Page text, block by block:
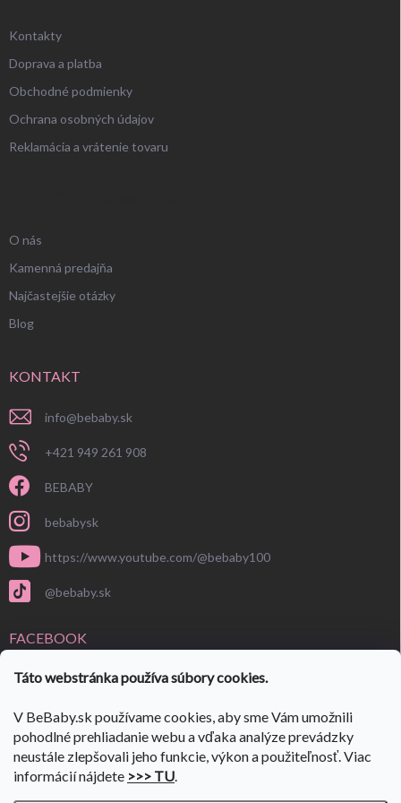
Táto webstránka používa súbory cookies.
V BeBaby.sk používame cookies, aby sme Vám umožnili
pohodlné prehliadanie webu a vďaka analýze prevádzky
neustále zlepšovali jeho funkcie, výkon a použiteľnosť. Viac
informácií nájdete >>> TU.
Kontakty
Doprava a platba
Obchodné podmienky
Ochrana osobných údajov
Reklamácia a vrátenie tovaru
O nás
Kamenná predajňa
Najčastejšie otázky
Blog
KONTAKT
info@bebaby.sk
+421 949 261 908
BEBABY
bebabysk
https://www.youtube.com/@bebaby100
@bebaby.sk
FACEBOOK